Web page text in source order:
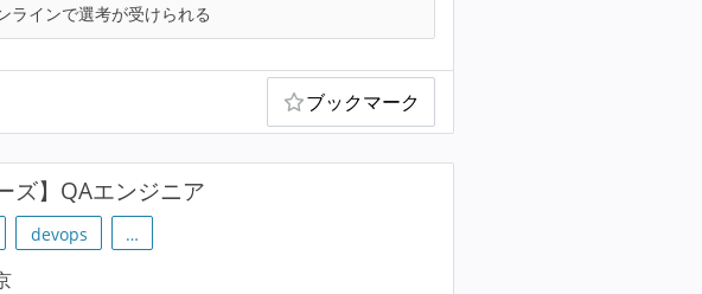
ラインで選考が受けられる
ブックマーク
ズ】QAエンジニア
devops …